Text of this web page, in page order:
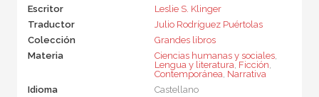
Escritor
Leslie S. Klinger
Traductor
Julio Rodríguez Puértolas
Colección
Grandes libros
Materia
Ciencias humanas y sociales,
Lengua y literatura, Ficción,
Contemporánea, Narrativa
Idioma
Castellano